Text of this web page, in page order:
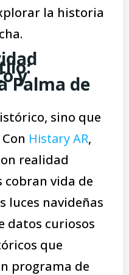
la historia
y
Palma de
sino que
Histary AR,
realidad
cobran vida de
luces navideñas
datos curiosos
que
programa de